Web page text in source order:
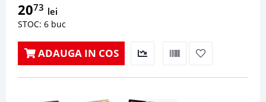
2073 lei
STOC: 6 buc
ADAUGA IN COS